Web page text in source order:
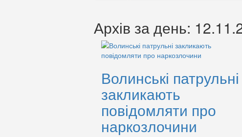
Архів за день:
Волинські патрульні
закликають
повідомляти про
наркозлочини